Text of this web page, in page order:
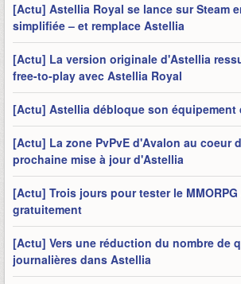
[Actu] Astellia Royal se lance sur Steam
simplifiée – et remplace Astellia
[Actu] La version originale d'Astellia
free-to-play avec Astellia Royal
[Actu] Astellia débloque son équipement
[Actu] La zone PvPvE d'Avalon au coeur
prochaine mise à jour d'Astellia
[Actu] Trois jours pour tester le
gratuitement
[Actu] Vers une réduction du nombre de
journalières dans Astellia